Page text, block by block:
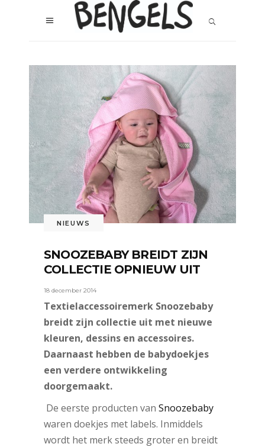
NIEUWS
SNOOZEBABY BREIDT ZIJN
COLLECTIE OPNIEUW UIT
18 december 2014
Textielaccessoiremerk Snoozebaby
breidt zijn collectie uit met nieuwe
kleuren, dessins en accessoires.
Daarnaast hebben de babydoekjes
een verdere ontwikkeling
doorgemaakt.
De eerste producten van Snoozebaby
waren doekjes met labels. Inmiddels
wordt het merk steeds groter en breidt